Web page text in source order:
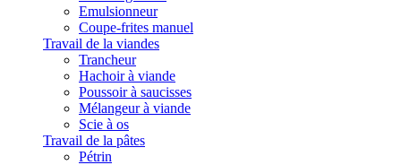
Emulsionneur
Coupe-frites manuel
Travail de la viandes
Trancheur
Hachoir à viande
Poussoir à saucisses
Mélangeur à viande
Scie à os
Travail de la pâtes
Pétrin